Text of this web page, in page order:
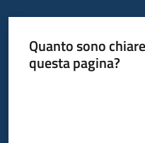
Quanto sono
questa pagina?